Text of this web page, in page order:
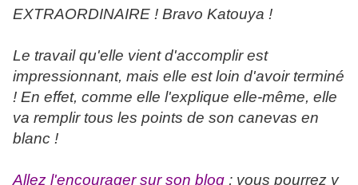
EXTRAORDINAIRE ! Bravo Katouya !
Le travail qu'elle vient d'accomplir est
impressionnant, mais elle est loin d'avoir terminé
! En effet, comme elle l'explique elle-même, elle
va remplir tous les points de son canevas en
blanc !
Allez l'encourager sur son blog ; vous pourrez y